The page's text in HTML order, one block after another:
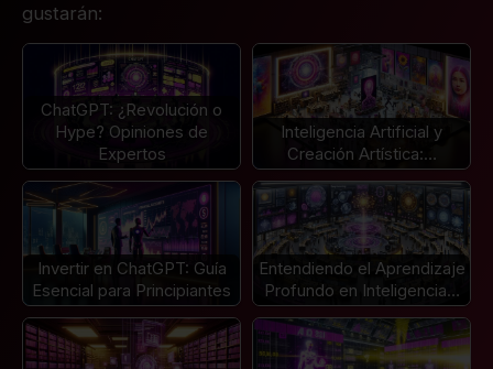
gustarán:
ChatGPT: ¿Revolución o
Hype? Opiniones de
Expertos
Inteligencia Artificial y
Creación Artística:…
Invertir en ChatGPT: Guía
Esencial para Principiantes
Entendiendo el Aprendizaje
Profundo en Inteligencia…